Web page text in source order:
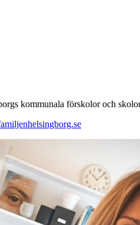
kommunala förskolor och